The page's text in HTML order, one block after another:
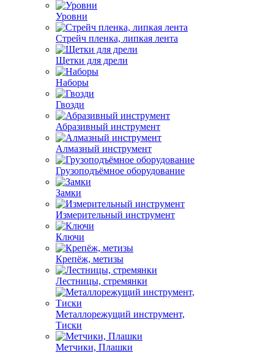
Уровни
Стрейч пленка, липкая лента
Щетки для дрели
Наборы
Гвозди
Абразивный инструмент
Алмазный инструмент
Грузоподъёмное оборудование
Замки
Измерительный инструмент
Ключи
Крепёж, метизы
Лестницы, стремянки
Металлорежущий инструмент,
Тиски
Метчики, Плашки